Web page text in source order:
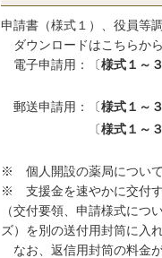
申請書（様式１）、役員等
ダウンロードはこちらか
電子申請用：〔様式１
郵送申請用：〔様式１
〔様式１
※ 個人開設の薬局について
※ 支援金を速やかに交付す
（交付要領、申請様式につ
ズ）を別の送付用封筒に入
なお、返信用封筒の料金